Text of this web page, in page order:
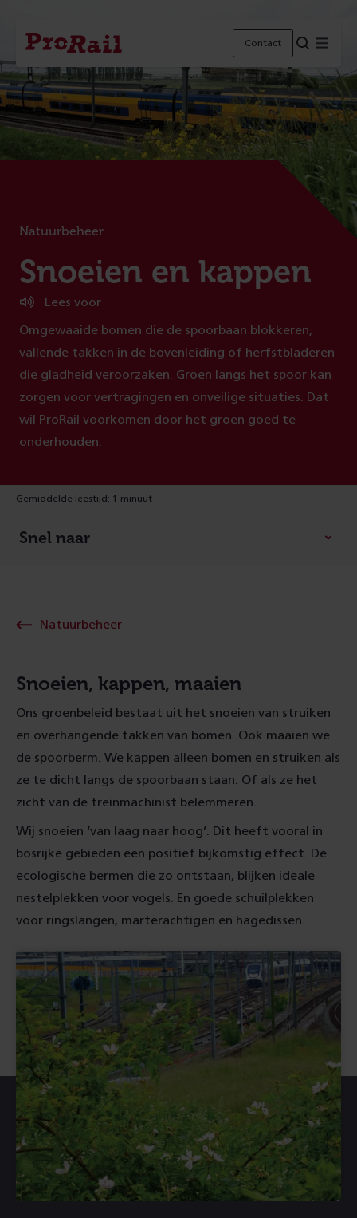
Navigatie
Homepage
ProRail
Contact
Natuurbeheer
:
Snoeien en kappen
Lees voor
Omgewaaide bomen die de spoorbaan blokkeren,
vallende takken in de bovenleiding of herfstbladeren
die gladheid veroorzaken. Groen langs het spoor kan
zorgen voor vertragingen en onveilige situaties. Dat
wil ProRail voorkomen door het groen goed te
onderhouden.
Gemiddelde leestijd: 1 minuut
Snel naar
Natuurbeheer
Snoeien, kappen, maaien
Ons groenbeleid bestaat uit het snoeien van struiken
en overhangende takken van bomen. Ook maaien we
de spoorberm. We kappen alleen bomen en struiken als
ze te dicht langs de spoorbaan staan. Of als ze het
zicht van de treinmachinist belemmeren.
Wij snoeien ‘van laag naar hoog’. Dit heeft vooral in
bosrijke gebieden een positief bijkomstig effect. De
ecologische bermen die zo ontstaan, blijken ideale
nestelplekken voor vogels. En goede schuilplekken
voor ringslangen, marterachtigen en hagedissen.